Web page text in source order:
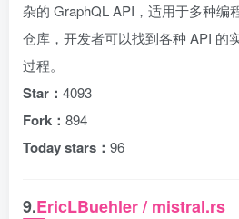
杂的 GraphQL API，适用于多种编
仓库，开发者可以找到各种 API 的
过程。
Star： 4093
Fork： 894
Today stars： 96
9.EricLBuehler / mistral.rs